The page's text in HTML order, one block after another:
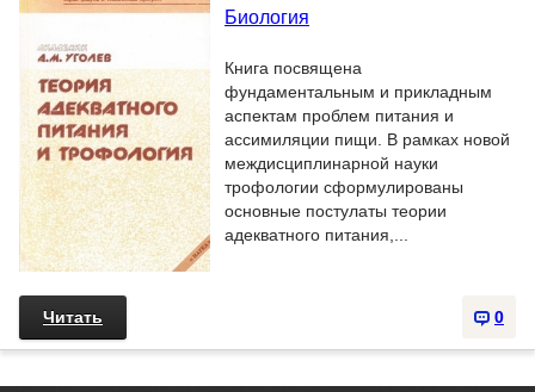
Биология
Книга посвящена
фундаментальным и прикладным
аспектам проблем питания и
ассимиляции пищи. В рамках новой
междисциплинарной науки
трофологии сформулированы
основные постулаты теории
адекватного питания,...
0
Читать